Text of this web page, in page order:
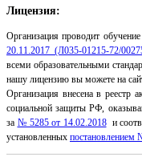
Лицензия:
Организация проводит
20.11.2017 (Л035-01215-72/
всеми образовательными
нашу лицензию вы можете на
Организация внесена в реестр
социальной защиты РФ,
за № 5285 от 14.02.2018и
установленных постановлением